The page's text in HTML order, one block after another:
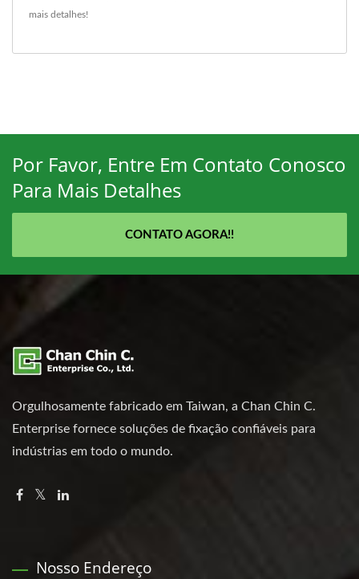
mais detalhes!
Por Favor, Entre Em Contato Conosco
Para Mais Detalhes
CONTATO AGORA!!
Orgulhosamente fabricado em Taiwan, a Chan Chin C.
Enterprise fornece soluções de fixação confiáveis para
indústrias em todo o mundo.
Nosso Endereço